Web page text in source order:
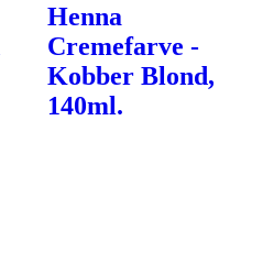
Henna
Cremefarve -
Kobber Blond,
140ml.